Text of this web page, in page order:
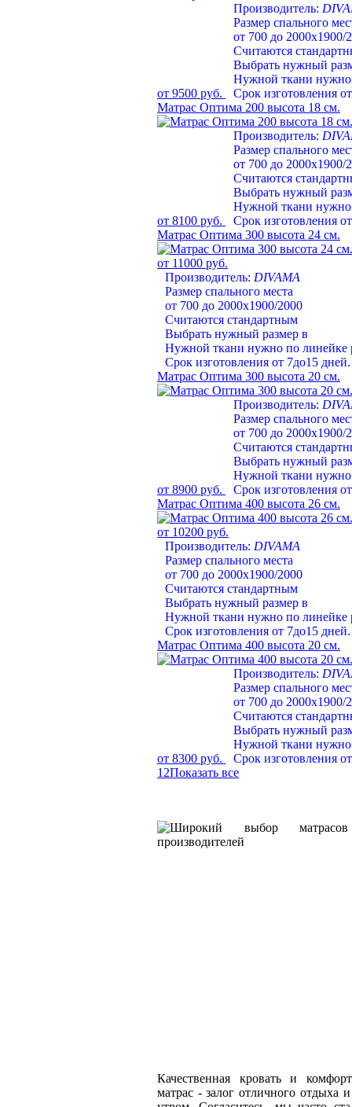
от 9500 руб.
Производитель:
Размер спального
от 700 до 2000х1900/
Считаются
Выбрать нужный
Нужной ткани нужно
Срок изготовления
Матрас Оптима 200 высота 18 см.
от 8100 руб.
Производитель:
Размер спального
от 700 до 2000х1900/
Считаются
Выбрать нужный
Нужной ткани нужно
Срок изготовления
Матрас Оптима 300 высота 24 см.
от 11000 руб.
Производитель: DIVAMA
Размер спального места
от 700 до 2000х1900/2000
Считаются стандартным
Выбрать нужный размер в
Нужной ткани нужно по линейке
Срок изготовления от 7до15 дней.
Матрас Оптима 300 высота 20 см.
от 8900 руб.
Производитель:
Размер спального
от 700 до 2000х1900/
Считаются
Выбрать нужный
Нужной ткани нужно
Срок изготовления
Матрас Оптима 400 высота 26 см.
от 10200 руб.
Производитель: DIVAMA
Размер спального места
от 700 до 2000х1900/2000
Считаются стандартным
Выбрать нужный размер в
Нужной ткани нужно по линейке
Срок изготовления от 7до15 дней.
Матрас Оптима 400 высота 20 см.
от 8300 руб.
Производитель:
Размер спального
от 700 до 2000х1900/
Считаются
Выбрать нужный
Нужной ткани нужно
Срок изготовления
1 2Показать все
Качественная кровать и
матрас - залог отличного отдыха